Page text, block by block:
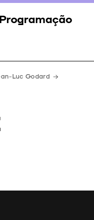
Programação
Luc Godard